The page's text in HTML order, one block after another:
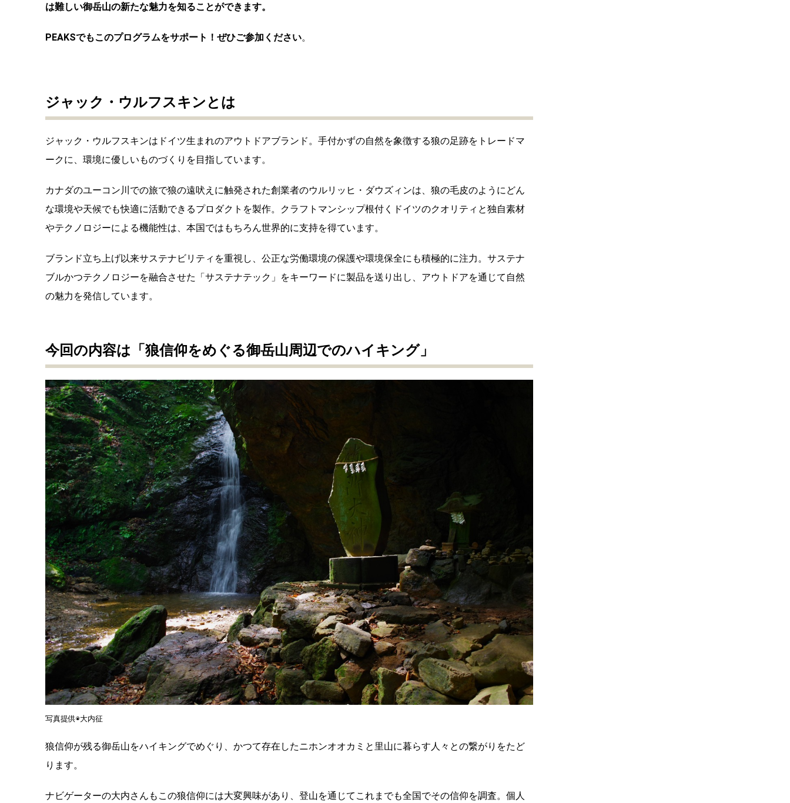
は難しい御岳山の新たな魅力を知ることができます。
PEAKSでもこのプログラムをサポート！ぜひご参加ください。
ジャック・ウルフスキンとは
ジャック・ウルフスキンはドイツ生まれのアウトドアブランド。手付かずの自然を象徴する狼の足跡をトレードマ
ークに、環境に優しいものづくりを目指しています。
カナダのユーコン川での旅で狼の遠吠えに触発された創業者のウルリッヒ・ダウズィンは、狼の毛皮のようにどん
な環境や天候でも快適に活動できるプロダクトを製作。クラフトマンシップ根付くドイツのクオリティと独自素材
やテクノロジーによる機能性は、本国ではもちろん世界的に支持を得ています。
ブランド立ち上げ以来サステナビリティを重視し、公正な労働環境の保護や環境保全にも積極的に注力。サステナ
ブルかつテクノロジーを融合させた「サステナテック」をキーワードに製品を送り出し、アウトドアを通じて自然
の魅力を発信しています。
今回の内容は「狼信仰をめぐる御岳山周辺でのハイキング」
写真提供◉大内征
狼信仰が残る御岳山をハイキングでめぐり、かつて存在したニホンオオカミと里山に暮らす人々との繋がりをたど
ります。
ナビゲーターの大内さんもこの狼信仰には大変興味があり、登山を通じてこれまでも全国でその信仰を調査。個人